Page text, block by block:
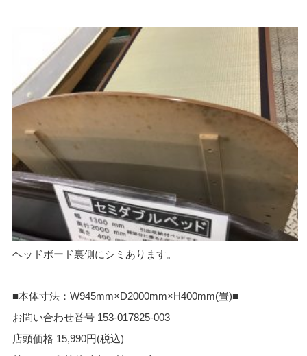
ヘッドボード裏側にシミあります。
■本体寸法：W945mm×D2000mm×H400mm(畳)■
お問い合わせ番号 153-017825-003
店頭価格 15,990円(税込)